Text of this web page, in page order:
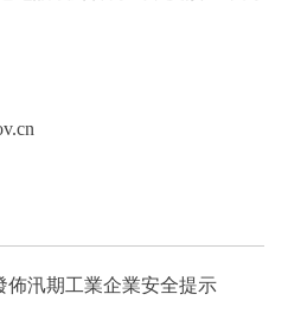
人服務
佈汛期工業企業安全提示